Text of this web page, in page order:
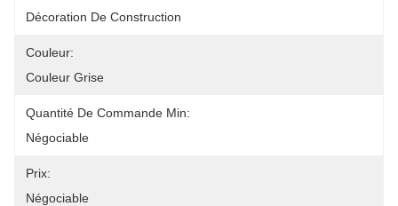
Décoration De Construction
Couleur:
Couleur Grise
Quantité De Commande Min:
Négociable
Prix:
Négociable